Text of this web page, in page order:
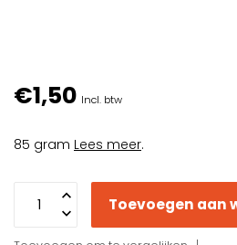
€1,50 Incl. btw
85 gram Lees meer.
Toevoegen aan